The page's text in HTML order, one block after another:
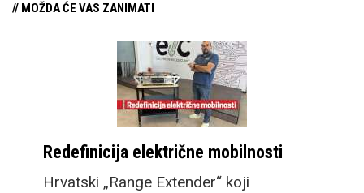
// MOŽDA ĆE VAS ZANIMATI
Redefinicija električne mobilnosti
Hrvatski „Range Extender“ koji